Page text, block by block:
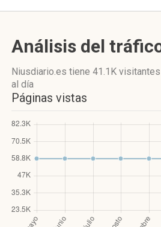
Análisis del
Niusdiario.es tiene 41.1K visitantes
al día
Páginas vistas